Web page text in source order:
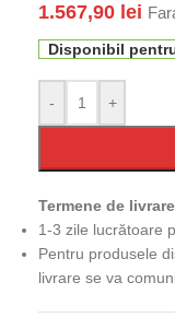
1.567,90 lei
Disponibil
- +
Termene de
1-3 zile lucrătoare
Pentru produsele
livrare se va